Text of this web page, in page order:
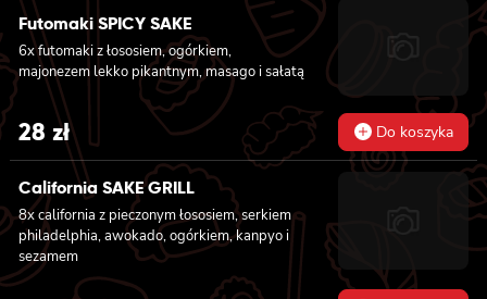
Futomaki SPICY SAKE
6x futomaki z łososiem, ogórkiem,
majonezem lekko pikantnym, masago i sałatą
28 zł Do koszyka
California SAKE GRILL
8x california z pieczonym łososiem, serkiem
philadelphia, awokado, ogórkiem, kanpyo i
sezamem